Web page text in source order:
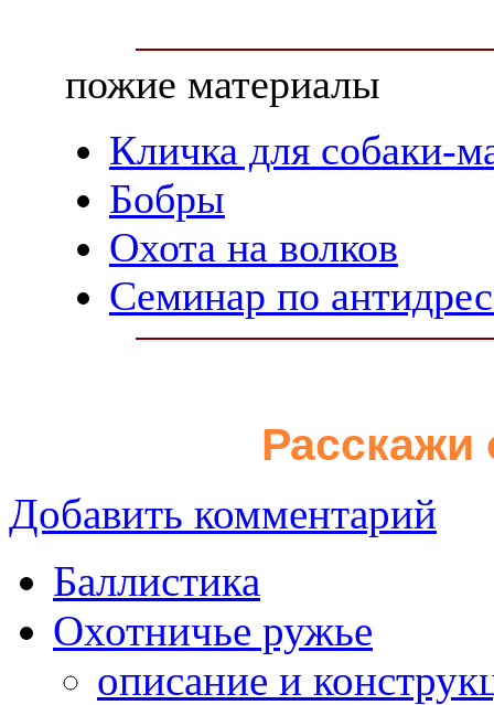
пожие материалы
Кличка для собаки-
Бобры
Охота на волков
Семинар по
Расскажи
Добавить комментарий
Баллистика
Охотничье ружье
описание и